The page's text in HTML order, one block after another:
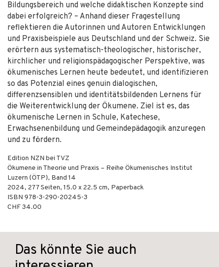
Bildungsbereich und welche didaktischen Konzepte sind
dabei erfolgreich? – Anhand dieser Fragestellung
reflektieren die Autorinnen und Autoren Entwicklungen
und Praxisbeispiele aus Deutschland und der Schweiz. Sie
erörtern aus systematisch-theologischer, historischer,
kirchlicher und religionspädagogischer Perspektive, was
ökumenisches Lernen heute bedeutet, und identifizieren
so das Potenzial eines genuin dialogischen,
differenzsensiblen und identitätsbildenden Lernens für
die Weiterentwicklung der Ökumene. Ziel ist es, das
ökumenische Lernen in Schule, Katechese,
Erwachsenenbildung und Gemeindepädagogik anzuregen
und zu fördern.
Edition NZN bei TVZ
Ökumene in Theorie und Praxis – Reihe Ökumenisches Institut
Luzern (ÖTP), Band 14
2024, 277Seiten, 15.0 x 22.5 cm, Paperback
ISBN 978-3-290-20245-3
CHF 34.00
Das könnte Sie auch